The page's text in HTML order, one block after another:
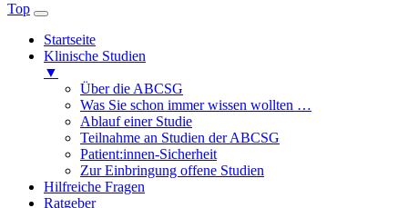
Top
Startseite
Klinische Studien
▼
Über die ABCSG
Was Sie schon immer wissen wollten …
Ablauf einer Studie
Teilnahme an Studien der ABCSG
Patient:innen-Sicherheit
Zur Einbringung offene Studien
Hilfreiche Fragen
Ratgeber